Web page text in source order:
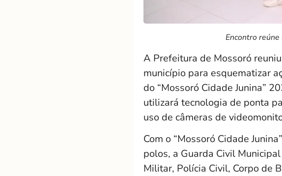
Encontro
A Prefeitura de Mossoró
município para esquematizar
do “Mossoró Cidade Junina”
utilizará tecnologia de ponta
uso de câmeras de
Com o “Mossoró Cidade
polos, a Guarda Civil
Militar, Polícia Civil, Corpo de